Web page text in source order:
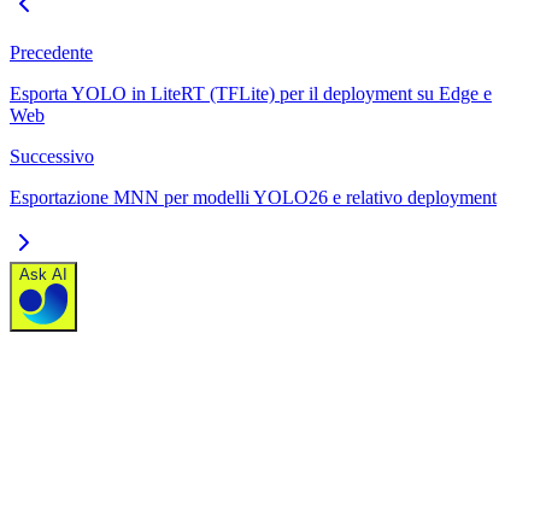
Precedente
Esporta YOLO in LiteRT (TFLite) per il deployment su Edge e
Web
Successivo
Esportazione MNN per modelli YOLO26 e relativo deployment
Ask AI